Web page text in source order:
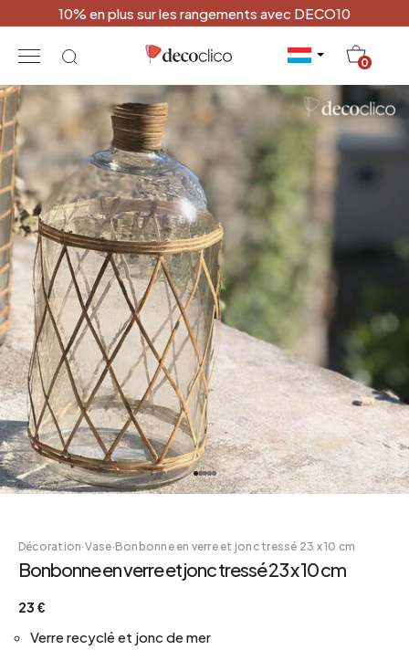
10% en plus sur les rangements avec DECO10
0
Décoration·Vase·Bonbonne en verre et jonc tressé 23 x 10 cm
Bonbonne en verre et jonc tressé 23 x 10 cm
23 €
Verre recyclé et jonc de mer